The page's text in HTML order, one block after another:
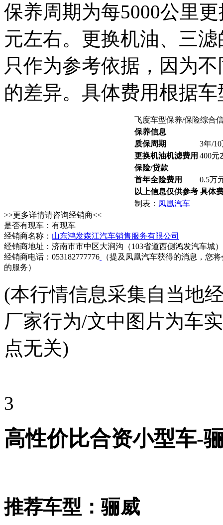
保养周期为每5000公里
元左右。更换机油、三
只作为参考依据，因为
的差异。具体费用根据
飞度车型保养/保险综合
保养信息
质保周期
3年/
更换机油机滤费用 400元
保险/贷款
首年全险费用
0.5万
以上信息仅供参考 具体
制表： 凤凰汽车
>>更多详情请咨询经销商<<
是否有现车：有现车
经销商名称： 山东鸿发森江汽车销售服务有限公司
经销商地址：济南市市中区大涧沟（103省道西侧鸿发汽车城）
经销商电话：053182777776
（提及凤凰汽车获得的消息，您
的服务）
(本行情信息采集自当地
厂家行为/文中图片为车
点无关)
3
高性价比合资小型车-
推荐车型：骊威